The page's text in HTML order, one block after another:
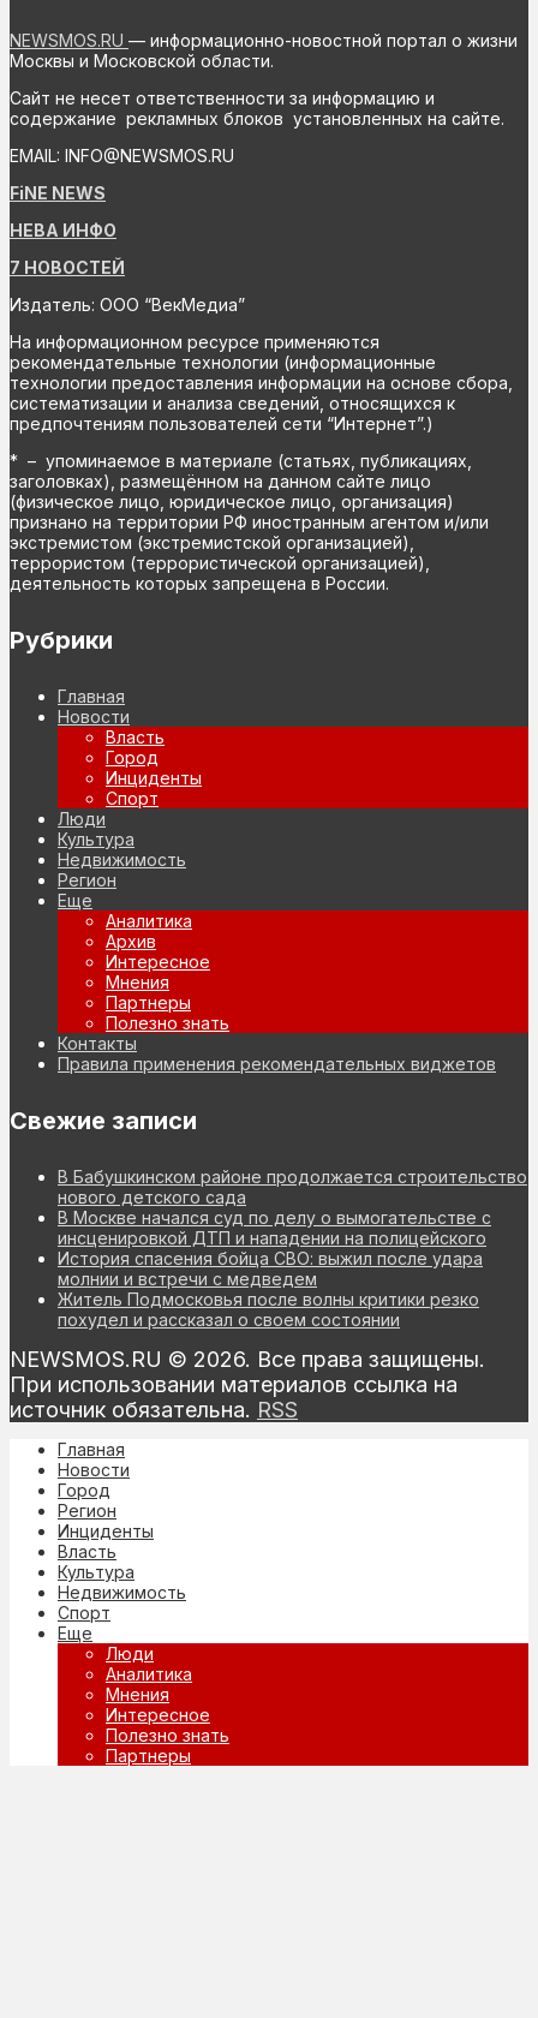
NEWSMOS.RU — информационно-новостной портал о жизни
Москвы и Московской области.
Сайт не несет ответственности за информацию и
содержание рекламных блоков установленных на сайте.
EMAIL: INFO@NEWSMOS.RU
FiNE NEWS
НЕВА ИНФО
7 НОВОСТЕЙ
Издатель: ООО “ВекМедиа”
На информационном ресурсе применяются
рекомендательные технологии (информационные
технологии предоставления информации на основе сбора,
систематизации и анализа сведений, относящихся к
предпочтениям пользователей сети “Интернет”.)
* – упоминаемое в материале (статьях, публикациях,
заголовках), размещённом на данном сайте лицо
(физическое лицо, юридическое лицо, организация)
признано на территории РФ иностранным агентом и/или
экстремистом (экстремистской организацией),
террористом (террористической организацией),
деятельность которых запрещена в России.
Рубрики
Главная
Новости
Власть
Город
Инциденты
Спорт
Люди
Культура
Недвижимость
Регион
Еще
Аналитика
Архив
Интересное
Мнения
Партнеры
Полезно знать
Контакты
Правила применения рекомендательных виджетов
Свежие записи
В Бабушкинском районе продолжается строительство
нового детского сада
В Москве начался суд по делу о вымогательстве с
инсценировкой ДТП и нападении на полицейского
История спасения бойца СВО: выжил после удара
молнии и встречи с медведем
Житель Подмосковья после волны критики резко
похудел и рассказал о своем состоянии
NEWSMOS.RU © 2026. Все права защищены.
При использовании материалов ссылка на
источник обязательна. RSS
Главная
Новости
Город
Регион
Инциденты
Власть
Культура
Недвижимость
Спорт
Еще
Люди
Аналитика
Мнения
Интересное
Полезно знать
Партнеры